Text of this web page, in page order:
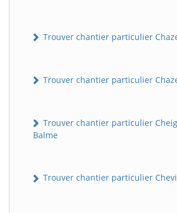
Trouver chantier particulier
Trouver chantier particulier
Trouver chantier particulier
Balme
Trouver chantier particulier